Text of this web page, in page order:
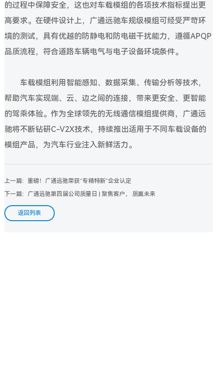
的过程中保障安全，这也对车载模组的各项技术指标提出更
高要求。在硬件设计上，广通远驰车规级模组可经受严苛环
境的测试，具有优越的防静电和防电磁干扰能力，遵循APQP
品质流程，符合道路车辆电气与电子设备环境条件。
车载模组利用智能感知、数据采集、传输分析等技术，
帮助汽车实现端、云、边之间的连接，带来更安全、更智能
的驾乘体验。作为全球领先的无线通信模组提供商，广通远
驰将不断钻研C-V2X技术，持续推出适用于不同车载设备的
模组产品，为汽车行业注入新鲜活力。
上一篇：重磅！广通远驰荣获“专精特新”企业认定
下一篇：广通远驰第四届公司质量日 | 聚焦客户， 质赢未来
返回列表